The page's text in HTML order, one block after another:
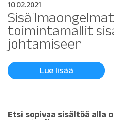
10.02.2021
toimintamallit
johtamiseen
Lue lisää
Etsi sopivaa sisältöä alla